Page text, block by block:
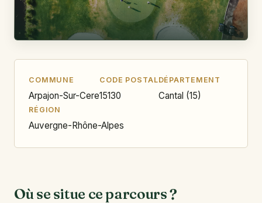
COMMUNE
Arpajon-Sur-Cere
CODE POSTAL
15130
DÉPARTEMENT
Cantal (15)
RÉGION
Auvergne-Rhône-Alpes
Où se situe ce parcours ?